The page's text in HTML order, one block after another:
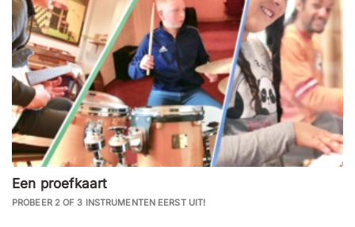
Een proefkaart
PROBEER 2 OF 3 INSTRUMENTEN EERST UIT!